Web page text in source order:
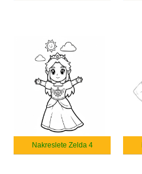
Nakreslete Zelda 4